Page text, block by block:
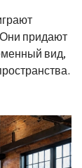
придают
вид,